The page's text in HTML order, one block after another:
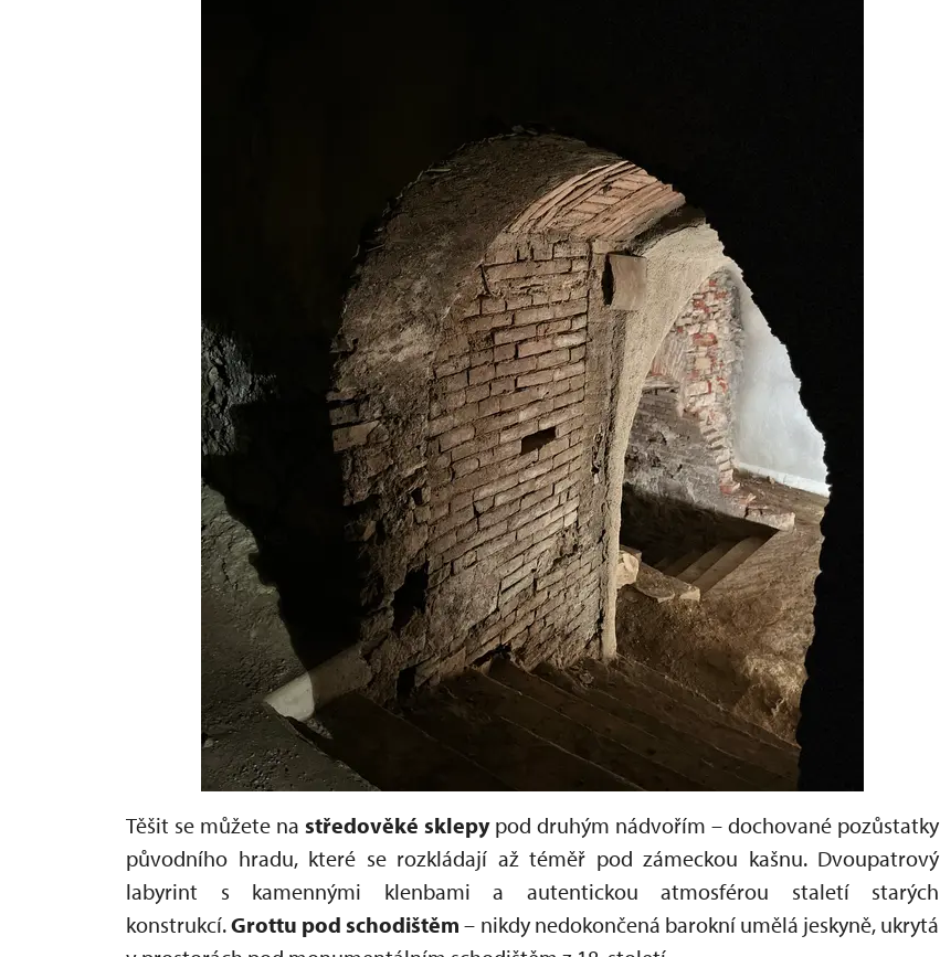
Těšit se můžete na středověké sklepypod druhým nádvořím – dochované pozůstatky
původního hradu, které se rozkládají až téměř pod zámeckou kašnu. Dvoupatrový
labyrint s kamennými klenbami a autentickou atmosférou staletí starých
konstrukcí.Grottu pod schodištěm – nikdy nedokončená barokní umělá jeskyně, ukrytá